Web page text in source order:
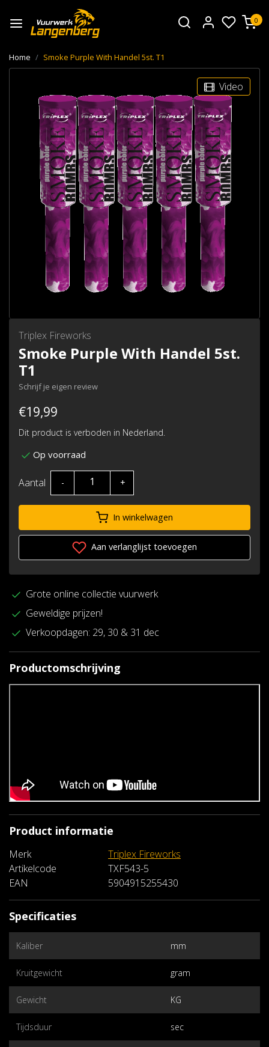
0
Home Smoke Purple With Handel 5st. T1
Video
Triplex Fireworks
Smoke Purple With Handel 5st.
T1
Schrijf je eigen review
€19,99
Dit product is verboden in Nederland.
Op voorraad
Aantal - +
In winkelwagen
Aan verlanglijst toevoegen
Grote online collectie vuurwerk
Geweldige prijzen!
Verkoopdagen: 29, 30 & 31 dec
Productomschrijving
Product informatie
Merk
Triplex Fireworks
Artikelcode
TXF543-5
EAN
5904915255430
Specificaties
Kaliber mm
Kruitgewicht gram
Gewicht KG
Tijdsduur sec